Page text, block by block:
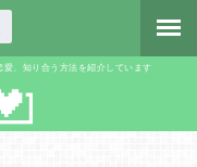
、知り合う方法を紹介しています